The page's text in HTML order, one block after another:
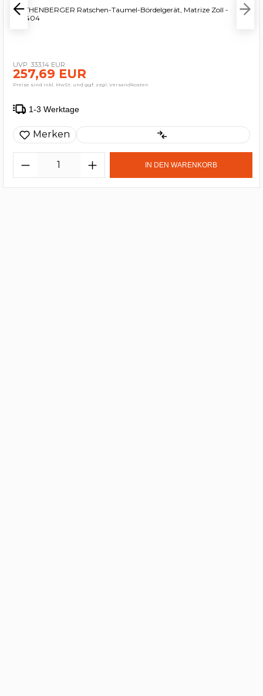
ROTHENBERGER Ratschen-Taumel-Bördelgerät, Matrize Zoll -
222404
333,14 EUR
257,69 EUR
Preise sind inkl. MwSt. und ggf. zzgl. Versandkosten
1-3 Werktage
Merken
IN DEN WARENKORB